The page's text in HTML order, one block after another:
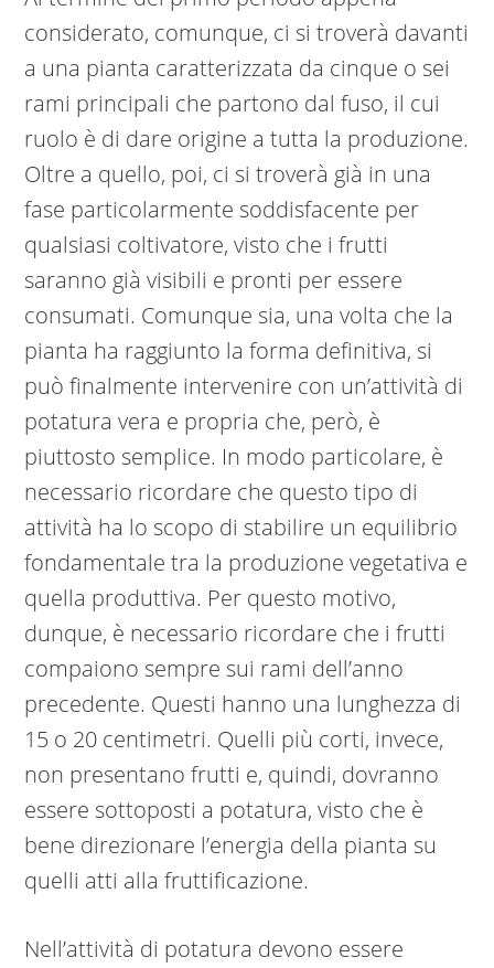
considerato, comunque, ci si troverà davanti
a una pianta caratterizzata da cinque o sei
rami principali che partono dal fuso, il cui
ruolo è di dare origine a tutta la produzione.
Oltre a quello, poi, ci si troverà già in una
fase particolarmente soddisfacente per
qualsiasi coltivatore, visto che i frutti
saranno già visibili e pronti per essere
consumati. Comunque sia, una volta che la
pianta ha raggiunto la forma definitiva, si
può finalmente intervenire con un’attività di
potatura vera e propria che, però, è
piuttosto semplice. In modo particolare, è
necessario ricordare che questo tipo di
attività ha lo scopo di stabilire un equilibrio
fondamentale tra la produzione vegetativa e
quella produttiva. Per questo motivo,
dunque, è necessario ricordare che i frutti
compaiono sempre sui rami dell’anno
precedente. Questi hanno una lunghezza di
15 o 20 centimetri. Quelli più corti, invece,
non presentano frutti e, quindi, dovranno
essere sottoposti a potatura, visto che è
bene direzionare l’energia della pianta su
quelli atti alla fruttificazione.
Nell’attività di potatura devono essere